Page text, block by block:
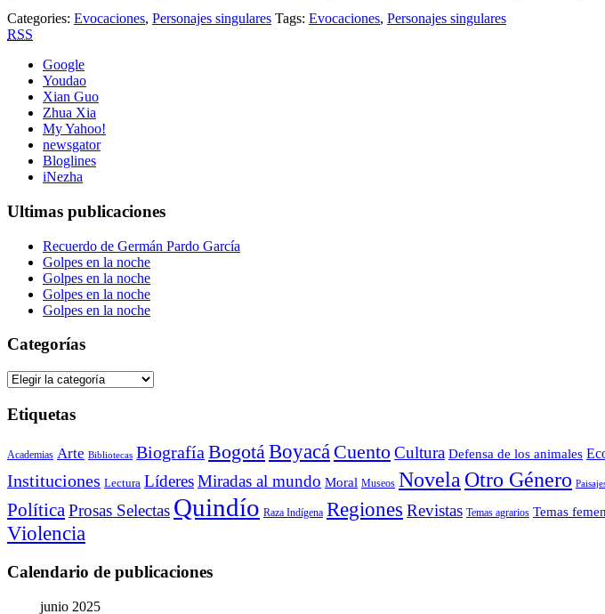
Categories: Evocaciones, Personajes singulares Tags: Evocaciones, Personajes singulares
RSS
Google
Youdao
Xian Guo
Zhua Xia
My Yahoo!
newsgator
Bloglines
iNezha
Ultimas publicaciones
Recuerdo de Germán Pardo García
Golpes en la noche
Golpes en la noche
Golpes en la noche
Golpes en la noche
Categorías
Categorías
Etiquetas
Academias Arte Bibliotecas BiografíaBogotáBoyacá CuentoCultura Defensa de los animales
Instituciones Lectura LíderesMiradas al mundo Moral Museos NovelaOtro Género
PolíticaProsas Selectas Quindío Raza Indígena Regiones Revistas Temas agrarios Temas
Violencia
Calendario de publicaciones
junio 2025